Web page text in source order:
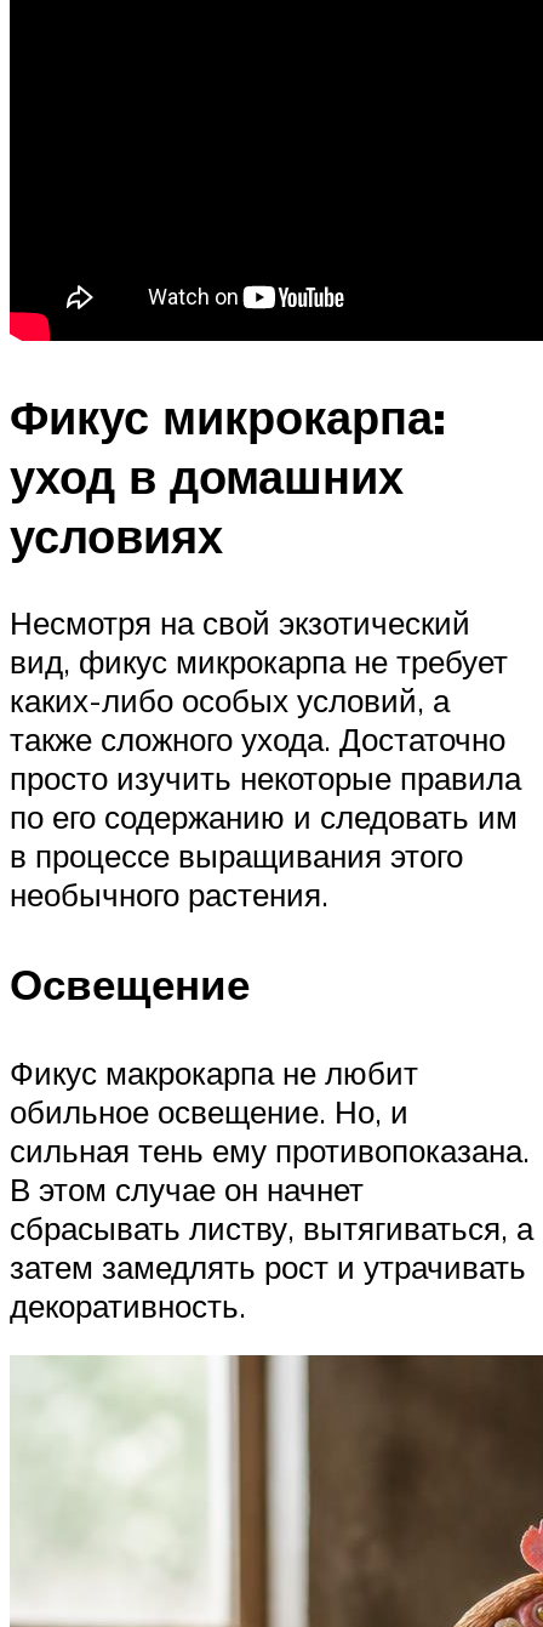
Фикус микрокарпа:
уход в домашних
условиях
Несмотря на свой экзотический
вид, фикус микрокарпа не требует
каких-либо особых условий, а
также сложного ухода. Достаточно
просто изучить некоторые правила
по его содержанию и следовать им
в процессе выращивания этого
необычного растения.
Освещение
Фикус макрокарпа не любит
обильное освещение. Но, и
сильная тень ему противопоказана.
В этом случае он начнет
сбрасывать листву, вытягиваться, а
затем замедлять рост и утрачивать
декоративность.